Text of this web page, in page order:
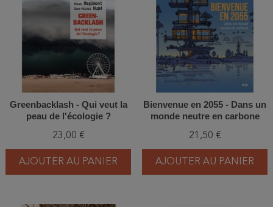
Greenbacklash - Qui veut la
peau de l'écologie ?
23,00 €
AJOUTER AU PANIER
Bienvenue en 2055 - Dans un
monde neutre en carbone
21,50 €
AJOUTER AU PANIER